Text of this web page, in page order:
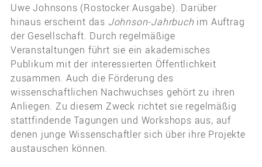
Uwe Johnsons (Rostocker Ausgabe). Darüber
hinaus erscheint das Johnson-Jahrbuch im Auftrag
der Gesellschaft. Durch regelmäßige
Veranstaltungen führt sie ein akademisches
Publikum mit der interessierten Öffentlichkeit
zusammen. Auch die Förderung des
wissenschaftlichen Nachwuchses gehört zu ihren
Anliegen. Zu diesem Zweck richtet sie regelmäßig
stattfindende Tagungen und Workshops aus, auf
denen junge Wissenschaftler sich über ihre Projekte
austauschen können.